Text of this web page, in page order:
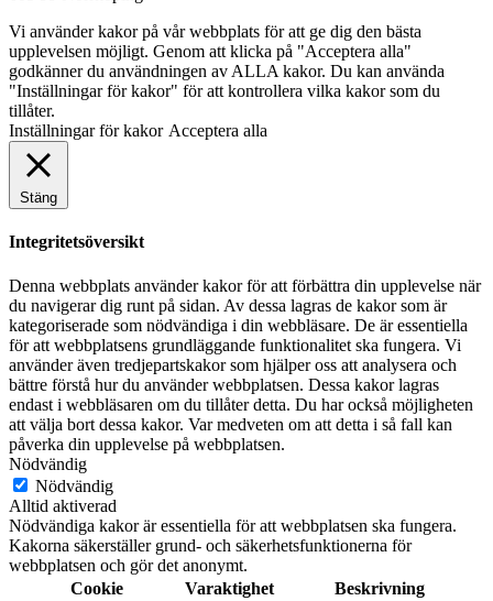
Vi använder kakor på vår webbplats för att ge dig den bästa
upplevelsen möjligt. Genom att klicka på "Acceptera alla"
godkänner du användningen av ALLA kakor. Du kan använda
"Inställningar för kakor" för att kontrollera vilka kakor som du
tillåter.
Inställningar för kakor Acceptera alla
Stäng
Integritetsöversikt
Denna webbplats använder kakor för att förbättra din upplevelse när
du navigerar dig runt på sidan. Av dessa lagras de kakor som är
kategoriserade som nödvändiga i din webbläsare. De är essentiella
för att webbplatsens grundläggande funktionalitet ska fungera. Vi
använder även tredjepartskakor som hjälper oss att analysera och
bättre förstå hur du använder webbplatsen. Dessa kakor lagras
endast i webbläsaren om du tillåter detta. Du har också möjligheten
att välja bort dessa kakor. Var medveten om att detta i så fall kan
påverka din upplevelse på webbplatsen.
Nödvändig
Nödvändig
Alltid aktiverad
Nödvändiga kakor är essentiella för att webbplatsen ska fungera.
Kakorna säkerställer grund- och säkerhetsfunktionerna för
webbplatsen och gör det anonymt.
Cookie
Varaktighet Beskrivning